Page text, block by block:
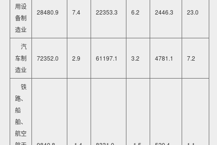
用设
备制
造业
28480.9 7.4 22353.3 6.2 2446.3 23.0
汽
车制
造业
72352.0 2.9 61197.1 3.2 4781.1 7.2
铁
路、
船
舶、
航空